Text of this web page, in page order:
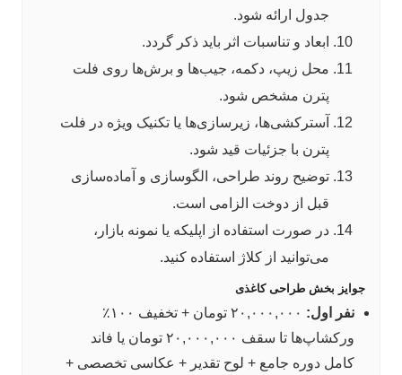
جدول ارائه شود.
ابعاد و تناسبات اثر باید ذکر گردد.
محل زیپ، دکمه، جیب‌ها و برش‌ها روی فلت
پترن مشخص شود.
آسترکشی‌ها، زیرسازی‌ها یا تکنیک ویژه در فلت
پترن با جزئیات قید شود.
توضیح روند طراحی، الگوسازی و آماده‌سازی
قبل از دوخت الزامی است.
در صورت استفاده از اپلیکه یا نمونه بازار،
می‌توانید از کلاژ استفاده کنید.
جوایز بخش طراحی کاغذی
نفر اول:
۲۰,۰۰۰,۰۰۰ تومان + تخفیف ۱۰۰٪
ورکشاپ‌ها تا سقف ۲۰,۰۰۰,۰۰۰ تومان یا فاند
کامل دوره جامع + لوح تقدیر + عکاسی تخصصی +